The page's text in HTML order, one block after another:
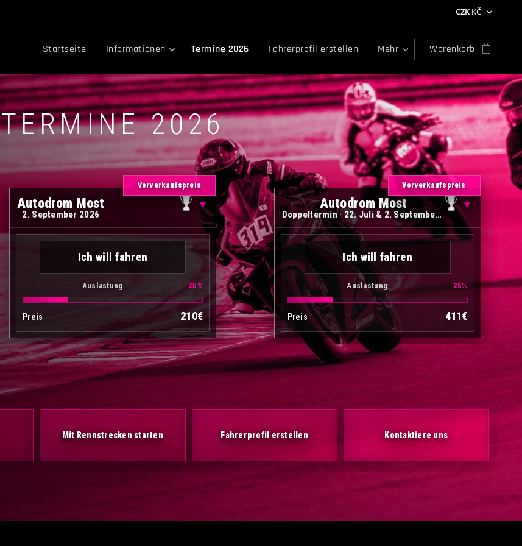
CZK KČ
Startseite Informationen Termine 2026 Fahrerprofil erstellen Mehr Warenkorb
TERMINE 2026
Vorverkaufspreis
Autodrom Most
2. September 2026
▼
Ich will fahren
Auslastung 25%
Preis 210€
Vorverkaufspreis
Autodrom Most
Doppeltermin · 22. Juli & 2. September 2026
▼
Ich will fahren
Auslastung 25%
Preis 411€
Mit Rennstrecken starten Fahrerprofil erstellen Kontaktiere uns